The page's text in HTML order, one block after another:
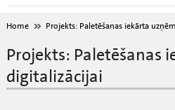
Noma
Projekti
Lejupielādes
Home Projekts: Paletēšanas iekārta
Projekts: Paletēšanas
digitalizācijai